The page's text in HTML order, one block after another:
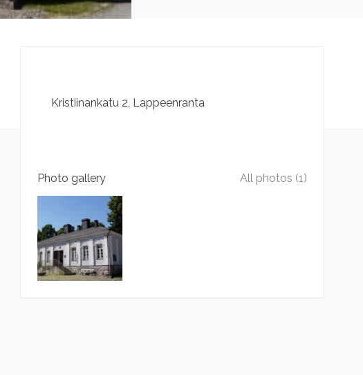
Kristiinankatu 2 Lappeenranta
Photo gallery All photos (1)